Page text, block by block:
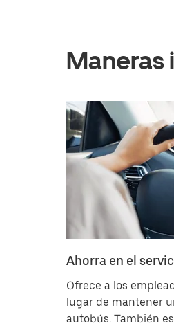
Maneras
Ahorra en el
Ofrece a los
lugar de mantener
autobús. También